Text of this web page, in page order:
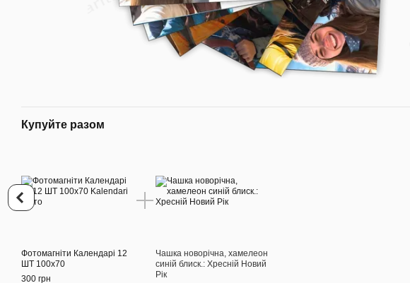
Купуйте разом
Фотомагніти Календарі 12
ШТ 100х70
300 грн
Чашка новорічна, хамелеон
синій блиск.: Хресній Новий
Рік